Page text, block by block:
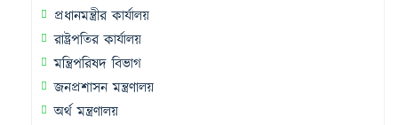
প্রধানমন্ত্রীর কার্যালয়
রাষ্ট্রপতির কার্যালয়
মন্ত্রিপরিষদ বিভাগ
জনপ্রশাসন মন্ত্রণালয়
অর্থ মন্ত্রণালয়